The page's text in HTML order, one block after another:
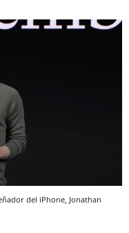
del iPhone, Jonathan